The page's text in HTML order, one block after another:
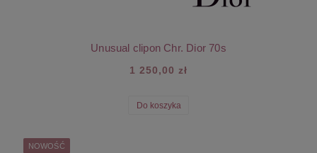
Unusual clipon Chr. Dior 70s
1 250,00 zł
Do koszyka
NOWOŚĆ